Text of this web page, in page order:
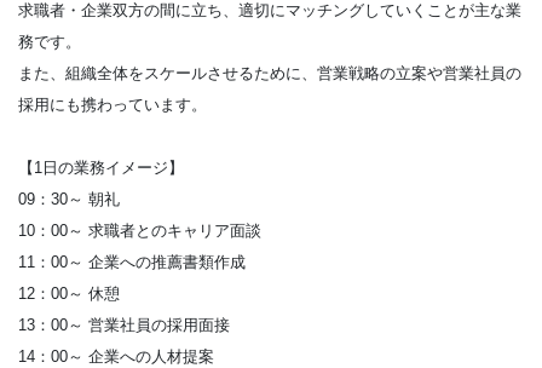
求職者・企業双方の間に立ち、適切にマッチングしていくことが主な業
務です。
また、組織全体をスケールさせるために、営業戦略の立案や営業社員の
採用にも携わっています。
【1日の業務イメージ】
09：30～ 朝礼
10：00～ 求職者とのキャリア面談
11：00～ 企業への推薦書類作成
12：00～ 休憩
13：00～ 営業社員の採用面接
14：00～ 企業への人材提案